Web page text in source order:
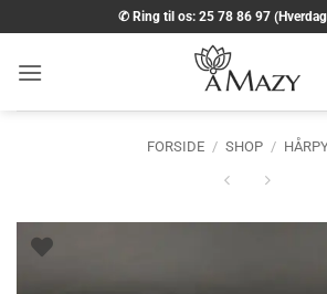
til
indhold
✆ Ring til os: 25 78 86 97
FORSIDE / SHOP /